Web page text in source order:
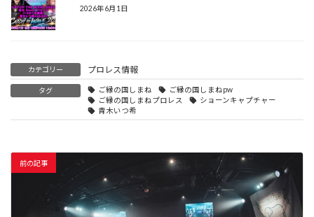
2026年6月1日
カテゴリー プロレス情報
タグ ご縁の国しまね
ご縁の国しまねpw
ご縁の国しまねプロレス
ショーンキャプチャー
青木いつ希
前の記事